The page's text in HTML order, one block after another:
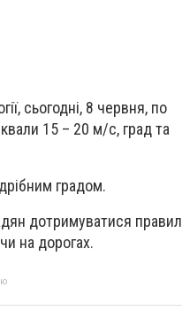
сьогодні, 8 червня, по
15 – 20 м/с, град та
градом.
дотримуватися правил
на дорогах.